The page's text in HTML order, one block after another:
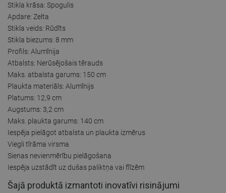
Stikla krāsa: Spogulis
Apdare: Zelta
Stikla veids: Rūdīts
Stikla biezums: 8 mm
Profils: Alumīnija
Atbalsts: Nerūsējošais tērauds
Maks. atbalsta garums: 150 cm
Plaukta materiāls: Alumīnijs
Platums: 12,9 cm
Augstums: 3,2 cm
Maks. plaukta garums: 140 cm
Iespēja pielāgot atbalsta un plaukta izmērus
Viegli tīrāma virsma
Sienas nevienmērību pielāgošana
Iespēja uzstādīt uz dušas paliktņa vai flīzēm
Šajā produktā izmantoti inovatīvi risinājumi